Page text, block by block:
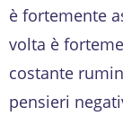
è fortemente
volta è
costante
pensieri